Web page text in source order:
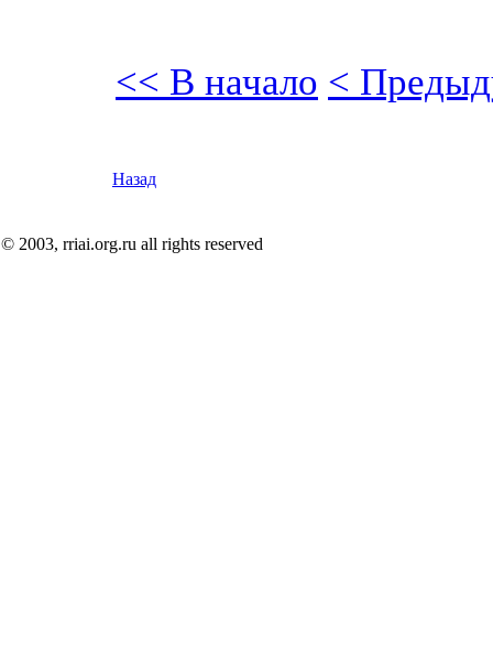
<< В начало <
Назад
© 2003, rriai.org.ru all rights reserved